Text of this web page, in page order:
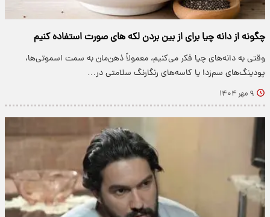
چگونه از دانه چیا برای از بین بردن لکه های صورت استفاده کنیم
وقتی به دانه‌های چیا فکر می‌کنیم، معمولاً ذهن‌مان به سمت اسموتی‌ها،
پودینگ‌های سم‌زدا یا کاسه‌های رنگارنگ سلامتی در…
۹ مهر ۱۴۰۴